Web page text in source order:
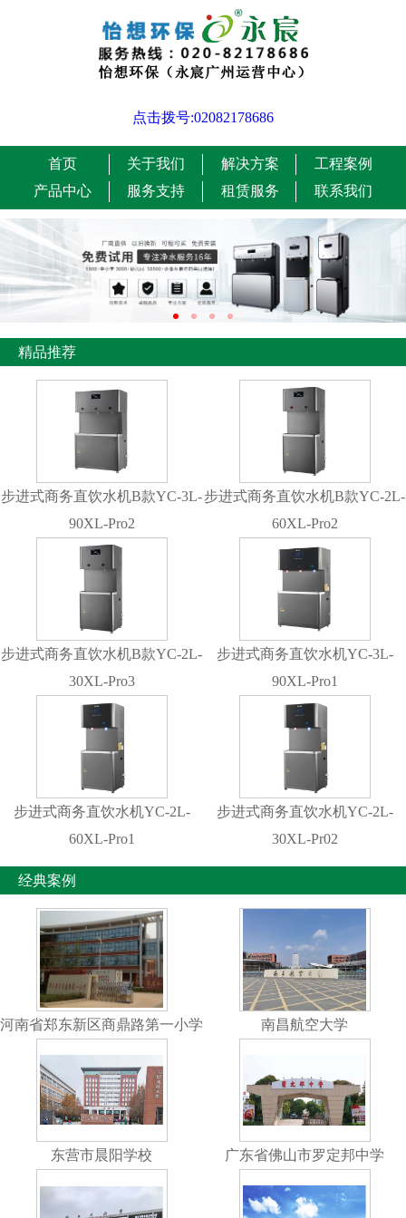
点击拨号:02082178686
首页 关于我们 解决方案
工程案例
产品中心
服务支持 租赁服务 联系我们
精品推荐
步进式商务直饮水机B款YC-3L-
90XL-Pro2
步进式商务直饮水机B款YC-2L-
60XL-Pro2
步进式商务直饮水机B款YC-2L-
30XL-Pro3
步进式商务直饮水机YC-3L-
90XL-Pro1
步进式商务直饮水机YC-2L-
60XL-Pro1
步进式商务直饮水机YC-2L-
30XL-Pr02
经典案例
河南省郑东新区商鼎路第一小学 南昌航空大学
东营市晨阳学校 广东省佛山市罗定邦中学